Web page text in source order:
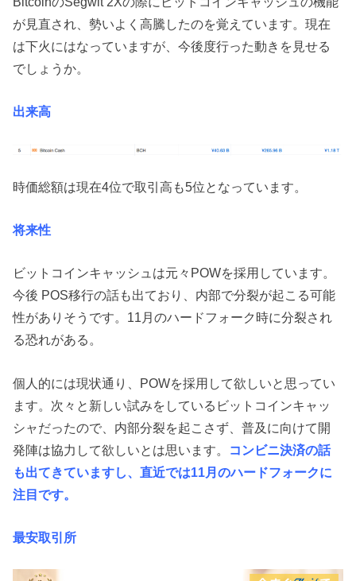
が見直され、勢いよく高騰したのを覚えています。現在
は下火にはなっていますが、今後度行った動きを見せる
でしょうか。
出来高
時価総額は現在4位で取引高も5位となっています。
将来性
ビットコインキャッシュは元々POWを採用しています。
今後 POS移行の話も出ており、内部で分裂が起こる可能
性がありそうです。11月のハードフォーク時に分裂され
る恐れがある。
個人的には現状通り、POWを採用して欲しいと思ってい
ます。次々と新しい試みをしているビットコインキャッ
シャだったので、内部分裂を起こさず、普及に向けて開
発陣は協力して欲しいとは思います。 コンビニ決済の話
も出てきていますし、直近では11月のハードフォークに
注目です。
最安取引所